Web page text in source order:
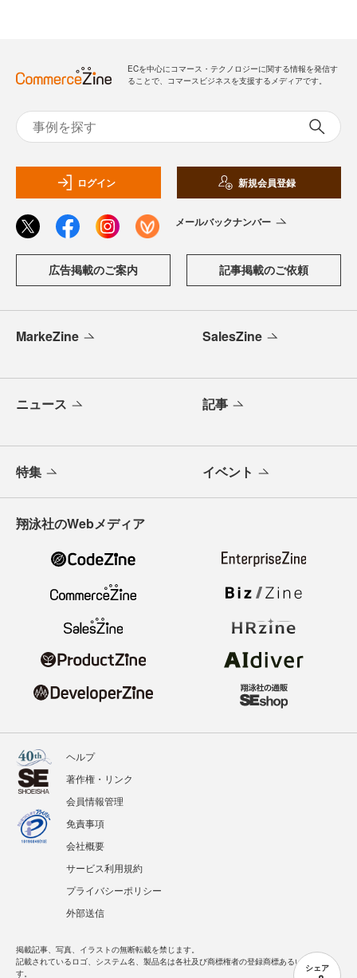
シェア
ECを中心にコマース・テクノロジーに関する情報を発信す
ることで、コマースビジネスを支援するメディアです。
ログイン 新規会員登録
メールバックナンバー
広告掲載のご案内 記事掲載のご依頼
MarkeZine SalesZine
ニュース 記事
特集 イベント
翔泳社のWebメディア
ヘルプ
著作権・リンク
会員情報管理
免責事項
会社概要
サービス利用規約
プライバシーポリシー
外部送信
掲載記事、写真、イラストの無断転載を禁じます。
記載されているロゴ、システム名、製品名は各社及び商標権者の登録商標あるいは商標で
す。